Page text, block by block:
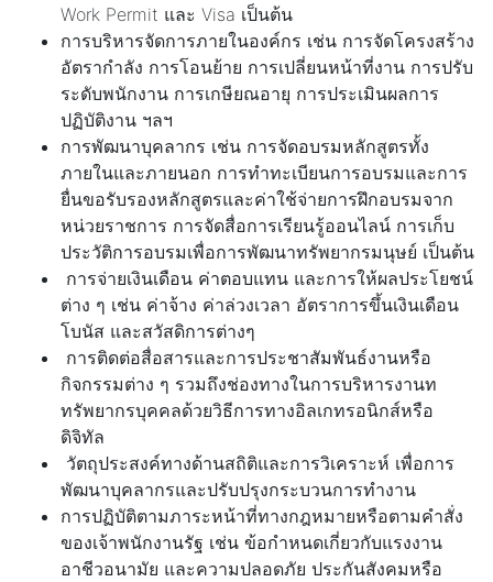
Work Permit และ Visa เป็นต้น
การบริหารจัดการภายในองค์กร เช่น การจัดโครงสร้าง
อัตรากำลัง การโอนย้าย การเปลี่ยนหน้าที่งาน การปรับ
ระดับพนักงาน การเกษียณอายุ การประเมินผลการ
ปฏิบัติงาน ฯลฯ
การพัฒนาบุคลากร เช่น การจัดอบรมหลักสูตรทั้ง
ภายในและภายนอก การทำทะเบียนการอบรมและการ
ยื่นขอรับรองหลักสูตรและค่าใช้จ่ายการฝึกอบรมจาก
หน่วยราชการ การจัดสื่อการเรียนรู้ออนไลน์ การเก็บ
ประวัติการอบรมเพื่อการพัฒนาทรัพยากรมนุษย์ เป็นต้น
การจ่ายเงินเดือน ค่าตอบแทน และการให้ผลประโยชน์
ต่าง ๆ เช่น ค่าจ้าง ค่าล่วงเวลา อัตราการขึ้นเงินเดือน
โบนัส และสวัสดิการต่างๆ
การติดต่อสื่อสารและการประชาสัมพันธ์งานหรือ
กิจกรรมต่าง ๆ รวมถึงช่องทางในการบริหารงานท
ทรัพยากรบุคคลด้วยวิธีการทางอิลเกทรอนิกส์หรือ
ดิจิทัล
วัตถุประสงค์ทางด้านสถิติและการวิเคราะห์ เพื่อการ
พัฒนาบุคลากรและปรับปรุงกระบวนการทำงาน
การปฏิบัติตามภาระหน้าที่ทางกฎหมายหรือตามคำสั่ง
ของเจ้าพนักงานรัฐ เช่น ข้อกำหนดเกี่ยวกับแรงงาน
อาชีวอนามัย และความปลอดภัย ประกันสังคมหรือ